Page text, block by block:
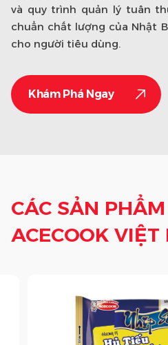
và quy trình quản lý tuân
chuẩn chất lượng của Nhật
cho người tiêu dùng.
Khám Phá Ngay
CÁC SẢN
ACECOOK VIỆT